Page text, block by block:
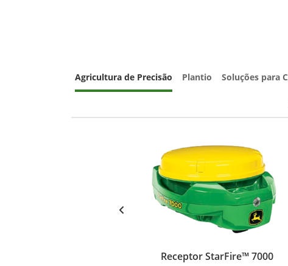
Agricultura de Precisão Plantio Soluções para
Receptor StarFire™ 7000